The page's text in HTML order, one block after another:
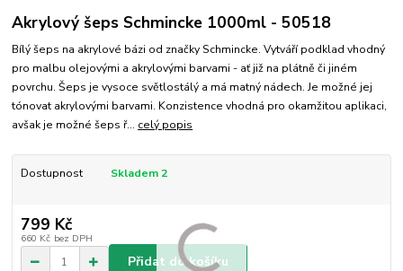
Akrylový šeps Schmincke 1000ml - 50518
Bílý šeps na akrylové bázi od značky Schmincke. Vytváří podklad vhodný
pro malbu olejovými a akrylovými barvami - ať již na plátně či jiném
povrchu. Šeps je vysoce světlostálý a má matný nádech. Je možné jej
tónovat akrylovými barvami. Konzistence vhodná pro okamžitou aplikaci,
avšak je možné šeps ř... celý popis
Dostupnost Skladem 2
799 Kč
660 Kč bez DPH
Přidat do košíku